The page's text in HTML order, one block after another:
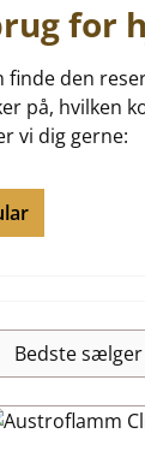
for
finde den
på, hvilken
vi dig gerne: